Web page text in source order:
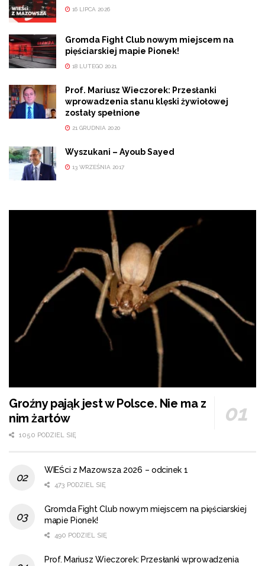
16 LIPCA 2026
Gromda Fight Club nowym miejscem na
pięściarskiej mapie Pionek!
18 LUTEGO 2021
Prof. Mariusz Wieczorek: Przesłanki
wprowadzenia stanu klęski żywiołowej
zostały spełnione
21 GRUDNIA 2020
Wyszukani – Ayoub Sayed
13 WRZEŚNIA 2017
Groźny pająk jest w Polsce. Nie ma z
nim żartów
1050 PODZIEL SIĘ
WIEŚci z Mazowsza 2026 – odcinek 1
473 PODZIEL SIĘ
Gromda Fight Club nowym miejscem na pięściarskiej
mapie Pionek!
490 PODZIEL SIĘ
Prof. Mariusz Wieczorek: Przesłanki wprowadzenia